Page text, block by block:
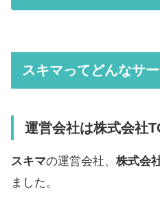
スキマってどんなサ
運営会社は株式会社
スキマの運営会社、 株式会
ました。